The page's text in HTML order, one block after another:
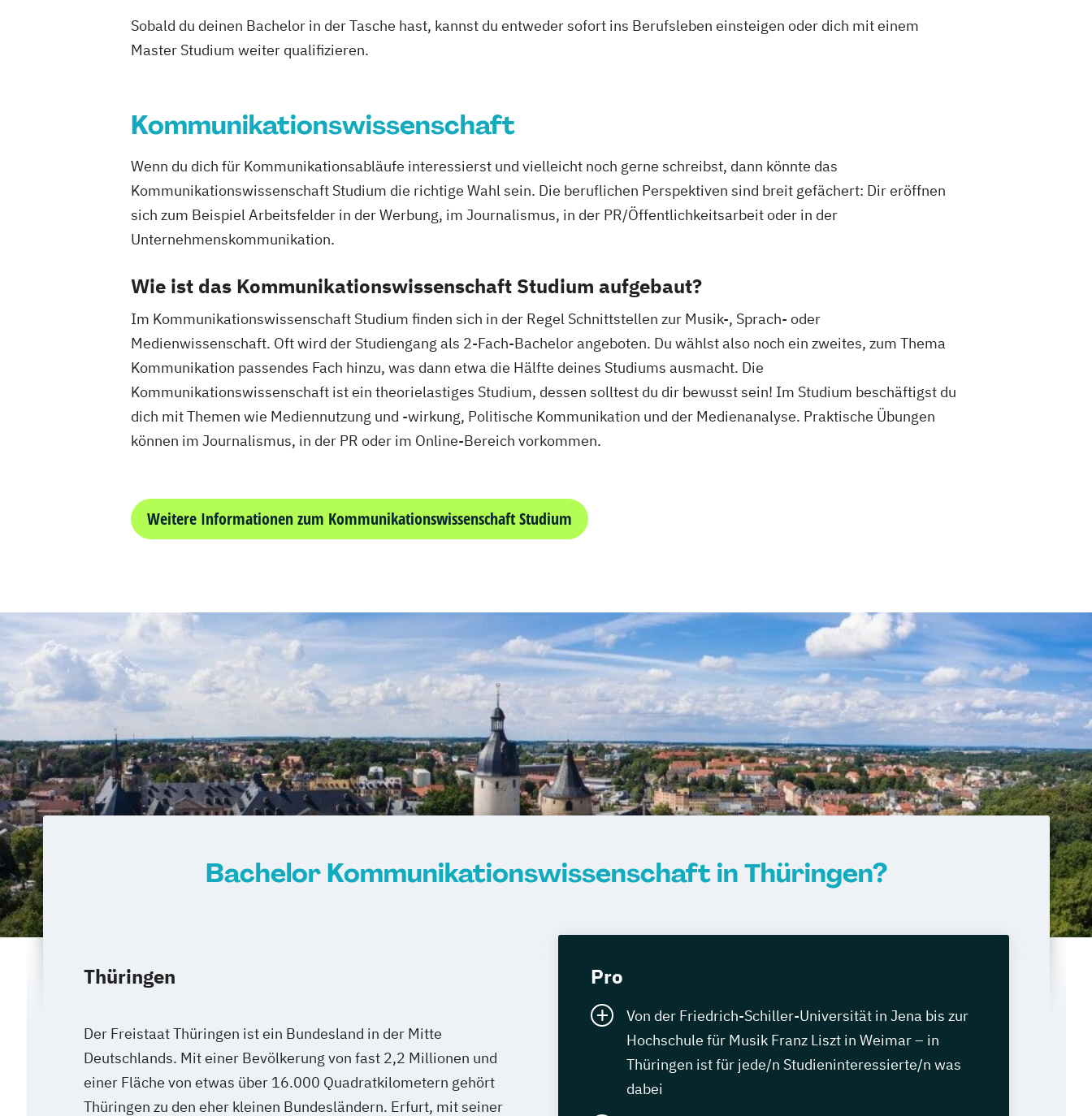
Sobald du deinen Bachelor in der Tasche hast, kannst du entweder sofort ins Berufsleben einsteigen oder dich mit einem
Master Studium weiter qualifizieren.
Kommunikationswissenschaft
Wenn du dich für Kommunikationsabläufe interessierst und vielleicht noch gerne schreibst, dann könnte das
Kommunikationswissenschaft Studium die richtige Wahl sein. Die beruflichen Perspektiven sind breit gefächert: Dir eröffnen
sich zum Beispiel Arbeitsfelder in der Werbung, im Journalismus, in der PR/Öffentlichkeitsarbeit oder in der
Unternehmenskommunikation.
Wie ist das Kommunikationswissenschaft Studium aufgebaut?
Im Kommunikationswissenschaft Studium finden sich in der Regel Schnittstellen zur Musik-, Sprach- oder
Medienwissenschaft. Oft wird der Studiengang als 2-Fach-Bachelor angeboten. Du wählst also noch ein zweites, zum Thema
Kommunikation passendes Fach hinzu, was dann etwa die Hälfte deines Studiums ausmacht. Die
Kommunikationswissenschaft ist ein theorielastiges Studium, dessen solltest du dir bewusst sein! Im Studium beschäftigst du
dich mit Themen wie Mediennutzung und -wirkung, Politische Kommunikation und der Medienanalyse. Praktische Übungen
können im Journalismus, in der PR oder im Online-Bereich vorkommen.
Weitere Informationen zum Kommunikationswissenschaft Studium
Bachelor Kommunikationswissenschaft in Thüringen?
Thüringen
Der Freistaat Thüringen ist ein Bundesland in der Mitte
Deutschlands. Mit einer Bevölkerung von fast 2,2 Millionen und
einer Fläche von etwas über 16.000 Quadratkilometern gehört
Thüringen zu den eher kleinen Bundesländern. Erfurt, mit seiner
Pro
Von der Friedrich-Schiller-Universität in Jena bis zur
Hochschule für Musik Franz Liszt in Weimar – in
Thüringen ist für jede/n Studieninteressierte/n was
dabei